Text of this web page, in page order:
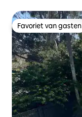
Favoriet van gasten
Favoriet van gasten